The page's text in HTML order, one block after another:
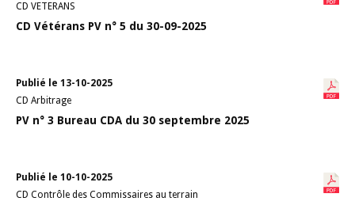
CD VETERANS
CD Vétérans PV n° 5 du 30-09-2025
Publié le 13-10-2025
CD Arbitrage
PV n° 3 Bureau CDA du 30 septembre 2025
Publié le 10-10-2025
CD Contrôle des Commissaires au terrain